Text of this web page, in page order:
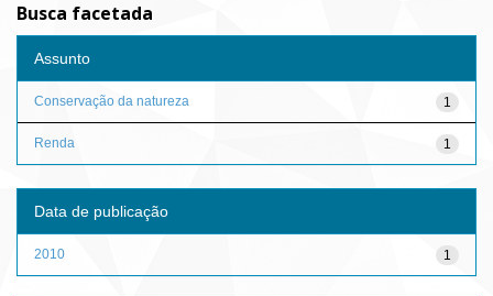
Busca facetada
Assunto
1
Conservação da natureza
1
Renda
Data de publicação
1
2010